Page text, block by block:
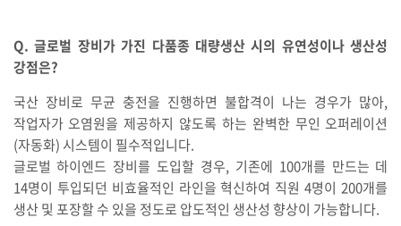
Q. 글로벌 장비가 가진 다품종 대량생산 시의 유연성이나 생산성
강점은?
국산 장비로 무균 충전을 진행하면 불합격이 나는 경우가 많아,
작업자가 오염원을 제공하지 않도록 하는 완벽한 무인 오퍼레이션
(자동화) 시스템이 필수적입니다.
글로벌 하이엔드 장비를 도입할 경우, 기존에 100개를 만드는 데
14명이 투입되던 비효율적인 라인을 혁신하여 직원 4명이 200개를
생산 및 포장할 수 있을 정도로 압도적인 생산성 향상이 가능합니다.